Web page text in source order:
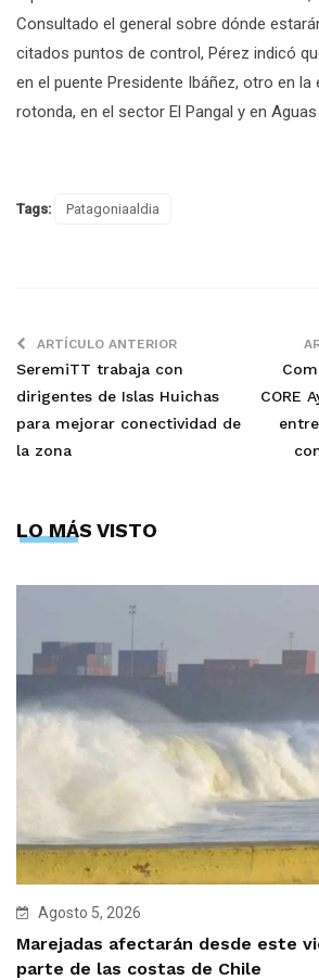
Consultado el general sobre dónde
citados puntos de control, Pérez indicó
en el puente Presidente Ibáñez, otro en la
rotonda, en el sector El Pangal y en
Tags: Patagoniaaldia
ARTÍCULO ANTERIOR
SeremiTT trabaja con
dirigentes de Islas Huichas
para mejorar conectividad de
la zona
CORE
LO MÁS VISTO
Agosto 5, 2026
Marejadas afectarán desde este
parte de las costas de Chile